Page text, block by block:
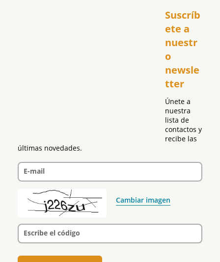
Suscríb
ete a
nuestr
o
newsle
tter
Únete a
nuestra
lista de
contactos y
recibe las
últimas novedades.
E-mail
Cambiar imagen
Escribe el código